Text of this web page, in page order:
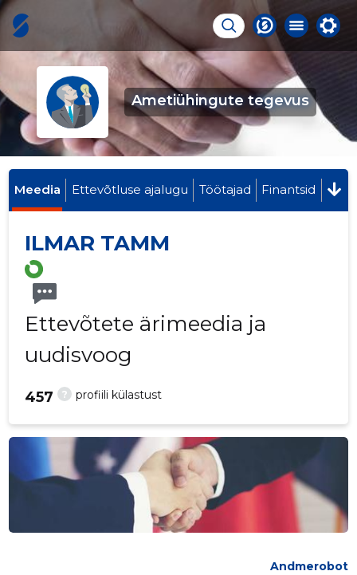
Ametiühingute tegevus
Meedia Ettevõtluse ajalugu Töötajad Finantsid
ILMAR TAMM
Ettevõtete ärimeedia ja
uudisvoog
? profiili külastust
457
Andmerobot